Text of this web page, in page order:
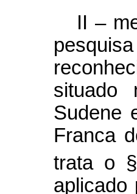
II –
situado
Sudene
Franca
trata o
aplicado